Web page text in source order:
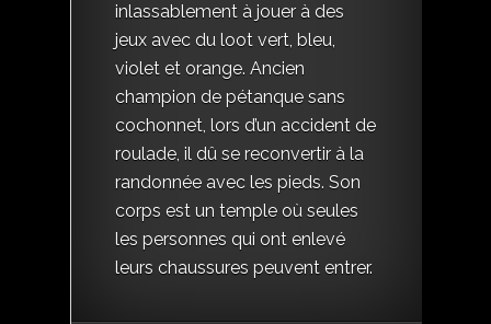
inlassablement à jouer à des
jeux avec du loot vert, bleu,
violet et orange. Ancien
champion de pétanque sans
cochonnet, lors d’un accident de
roulade, il dû se reconvertir à la
randonnée avec les pieds. Son
corps est un temple où seules
les personnes qui ont enlevé
leurs chaussures peuvent entrer.